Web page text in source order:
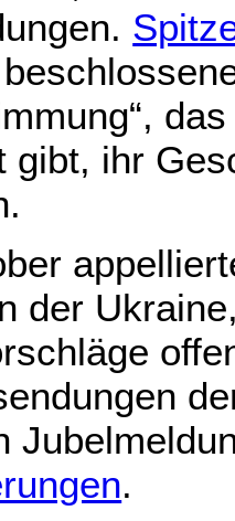
gibt, ihr
der
.